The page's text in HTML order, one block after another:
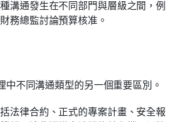
種溝通發生在不同部門與層級之間，例
務總監討論預算核准。
中不同溝通類型的另一個重要區別。
括法律合約、正式的專案計畫、安全報